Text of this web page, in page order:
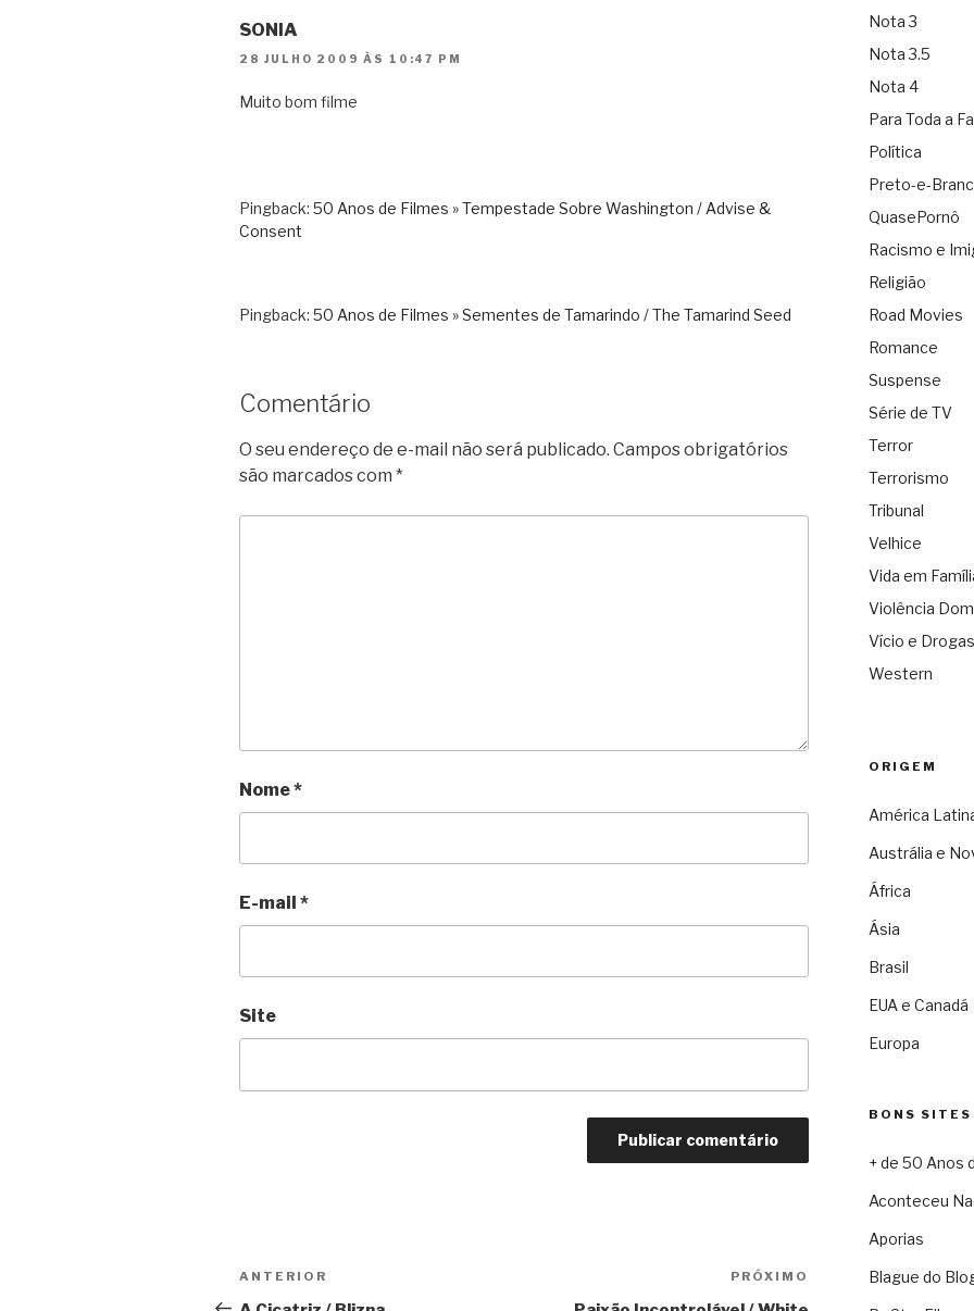
SONIA
28 JULHO 2009 ÀS 10:47 PM
Muito bom filme
Pingback: 50 Anos de Filmes » Tempestade Sobre Washington / Advise &
Consent
Pingback: 50 Anos de Filmes » Sementes de Tamarindo / The Tamarind Seed
Comentário
O seu endereço de e-mail não será publicado. Campos obrigatórios
são marcados com *
Nome*
E-mail *
Site
Navegação
Anterior
ANTERIOR Próximo
PRÓXIMO
Nota 3
Nota 3.5
Nota 4
Para Toda a
Política
Preto-e-
QuasePornô
Racismo e
Religião
Road Movies
Romance
Suspense
Série de TV
Terror
Terrorismo
Tribunal
Velhice
Vida em
Violência
Vício e Drogas
Western
ORIGEM
América
Austrália e
África
Ásia
Brasil
EUA e Canadá
Europa
BONS SITES
+ de 50 Anos
Aconteceu
Aporias
Blague do